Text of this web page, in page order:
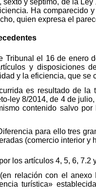
y séptimo, de la
Ha comparecido
quien expresa el
el 16 de enero
y disposiciones
y la eficiencia, que se
es resultado de la
ley 8/2014, de 4 de
contenido salvo
para ello tres
(comercio interior y
los artículos 4, 5, 6, 7.2
relación con el
turística»